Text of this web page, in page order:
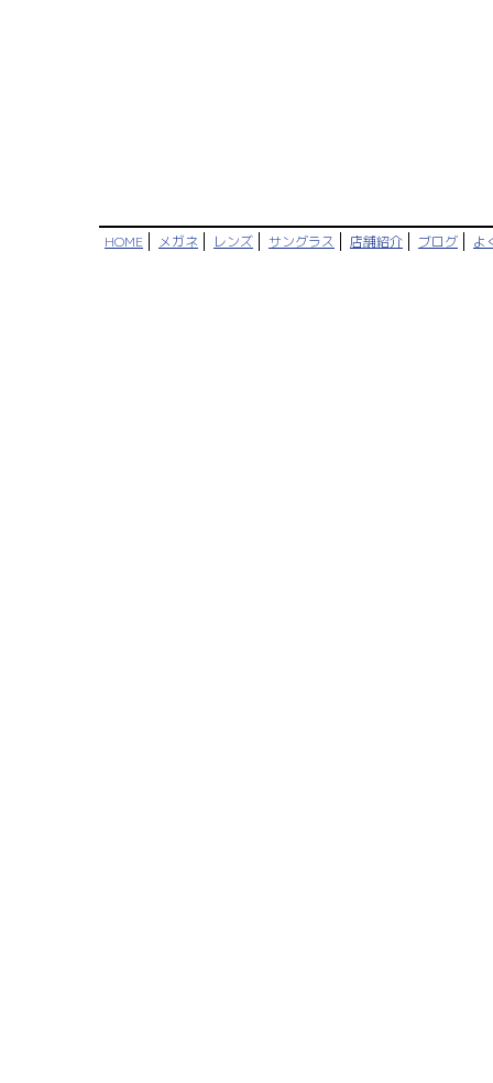
HOME メガネ レンズ サングラス 店舗紹介 ブログ よ